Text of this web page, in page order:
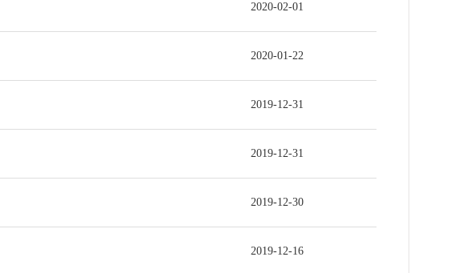
2020-02-01
2020-01-22
2019-12-31
2019-12-31
2019-12-30
2019-12-16